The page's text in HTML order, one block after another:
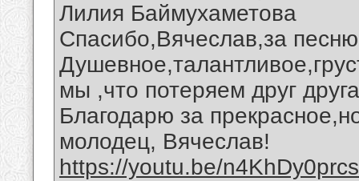
Лилия Баймухаметова
Спасибо,Вячеслав,за
мы ,что потеряем друг
Благодарю за
молодец, Вячеслав!
https://youtu.be/n4KhDy0prcs